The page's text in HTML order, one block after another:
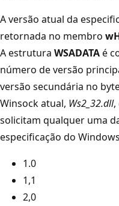
A versão atual da
retornada no membro
A estrutura WSADATAé
número de versão
versão secundária no
Winsock atual, Ws2_32.dll,
solicitam qualquer uma
especificação do
1.0
1,1
2,0